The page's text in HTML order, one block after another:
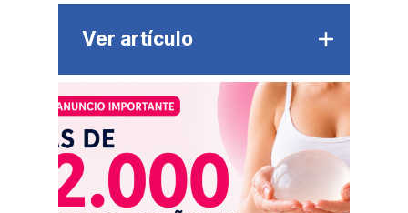
Ver artículo
La organización, con más de 25
años de trayectoria en la
defensa de consumidores y
usuarios, presenta en Casa de